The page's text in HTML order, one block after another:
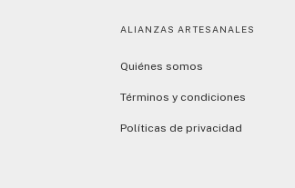
ALIANZAS ARTESANALES
Quiénes somos
Términos y condiciones
Políticas de privacidad